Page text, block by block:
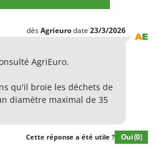
dèsAgrieurodate 23/3/2026
AgriEuro.
qu'il broie les déchets de
diamètre maximal de 35
Cette réponse a été utile ? Oui(0)